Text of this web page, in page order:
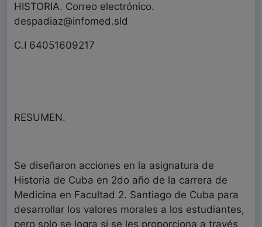
HISTORIA. Correo electrónico.
despadiaz@infomed.sld
C.I 64051609217
RESUMEN.
Se diseñaron acciones en la asignatura de
Historia de Cuba en 2do año de la carrera de
Medicina en Facultad 2. Santiago de Cuba para
desarrollar los valores morales a los estudiantes,
pero solo se logra si se les proporciona a través